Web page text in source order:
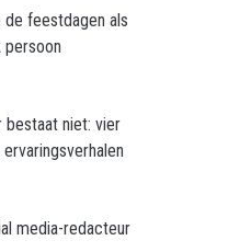
feestdagen als
persoon
bestaat niet: vier
media-redacteur